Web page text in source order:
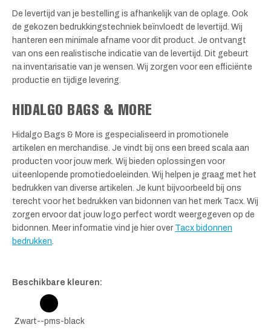
De levertijd van je bestelling is afhankelijk van de oplage. Ook
de gekozen bedrukkingstechniek beïnvloedt de levertijd. Wij
hanteren een minimale afname voor dit product. Je ontvangt
van ons een realistische indicatie van de levertijd. Dit gebeurt
na inventarisatie van je wensen. Wij zorgen voor een efficiënte
productie en tijdige levering.
HIDALGO BAGS & MORE
Hidalgo Bags & More is gespecialiseerd in promotionele
artikelen en merchandise. Je vindt bij ons een breed scala aan
producten voor jouw merk. Wij bieden oplossingen voor
uiteenlopende promotiedoeleinden. Wij helpen je graag met het
bedrukken van diverse artikelen. Je kunt bijvoorbeeld bij ons
terecht voor het bedrukken van bidonnen van het merk Tacx. Wij
zorgen ervoor dat jouw logo perfect wordt weergegeven op de
bidonnen. Meer informatie vind je hier over Tacx bidonnen
bedrukken
Beschikbare kleuren:
Zwart--pms-black